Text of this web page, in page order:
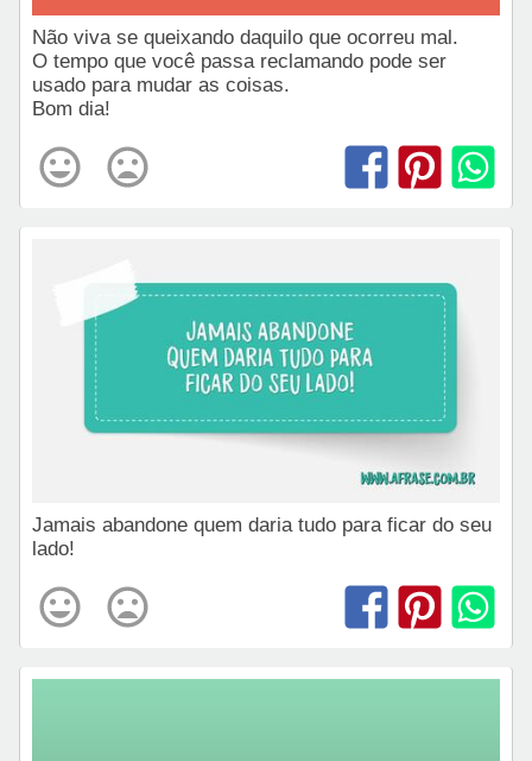
Não viva se queixando daquilo que ocorreu mal.
O tempo que você passa reclamando pode ser
usado para mudar as coisas.
Bom dia!
Jamais abandone quem daria tudo para ficar do seu
lado!